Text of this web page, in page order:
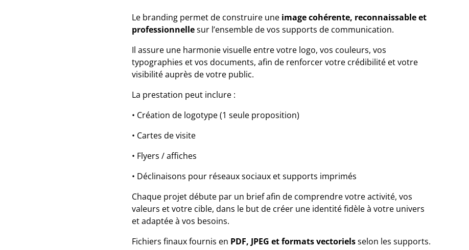
Le branding permet de construire une image cohérente, reconnaissable et
professionnellesur l’ensemble de vos supports de communication.
Il assure une harmonie visuelle entre votre logo, vos couleurs, vos
typographies et vos documents, afin de renforcer votre crédibilité et votre
visibilité auprès de votre public.
La prestation peut inclure :
• Création de logotype (1 seule proposition)
• Cartes de visite
• Flyers / affiches
• Déclinaisons pour réseaux sociaux et supports imprimés
Chaque projet débute par un brief afin de comprendre votre activité, vos
valeurs et votre cible, dans le but de créer une identité fidèle à votre univers
et adaptée à vos besoins.
Fichiers finaux fournis en PDF, JPEG et formats vectorielsselon les supports.